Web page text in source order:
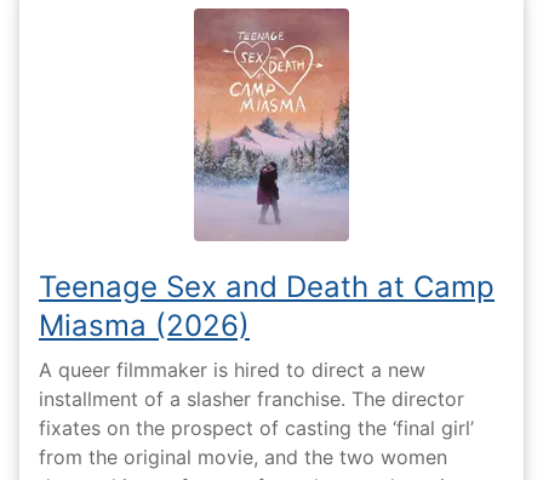
Teenage Sex and Death at Camp
Miasma (2026)
A queer filmmaker is hired to direct a new
installment of a slasher franchise. The director
fixates on the prospect of casting the ‘final girl’
from the original movie, and the two women